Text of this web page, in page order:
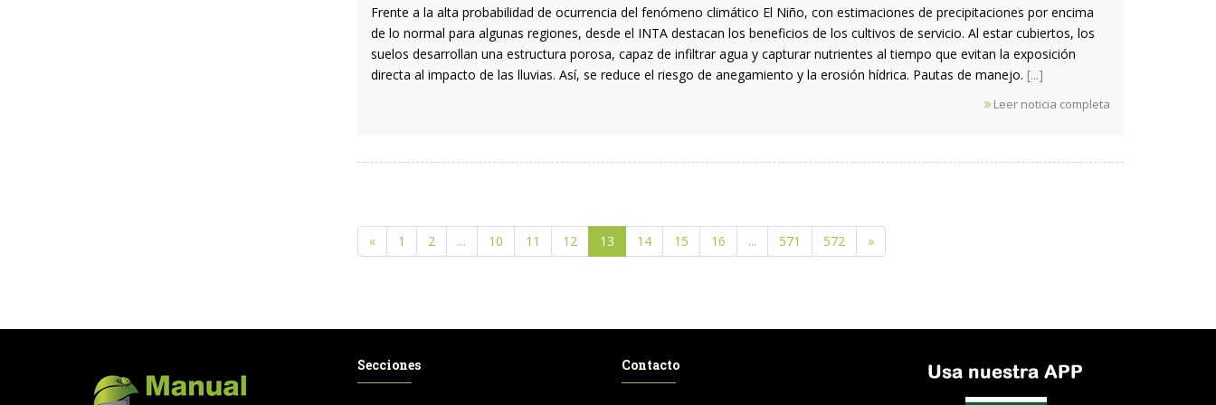
Frente a la alta probabilidad de ocurrencia del fenómeno climático El Niño, con estimaciones de precipitaciones por encima
de lo normal para algunas regiones, desde el INTA destacan los beneficios de los cultivos de servicio. Al estar cubiertos, los
suelos desarrollan una estructura porosa, capaz de infiltrar agua y capturar nutrientes al tiempo que evitan la exposición
directa al impacto de las lluvias. Así, se reduce el riesgo de anegamiento y la erosión hídrica. Pautas de manejo. [...]
Leer noticia completa
« 1 2 ... 10 11 12 13 14 15 16 ... 571 572 »
Secciones Contacto